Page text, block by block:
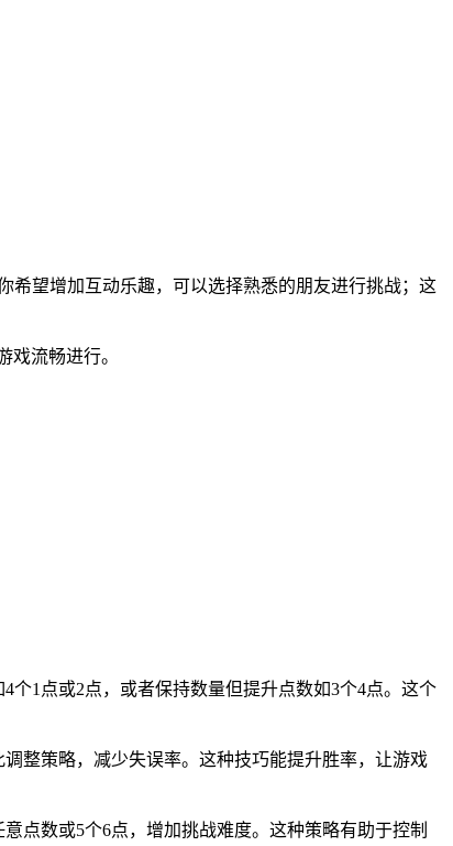
希望增加互动乐趣，可以选择熟悉的朋友进行挑战；这
流畅进行。
1点或2点，或者保持数量但提升点数如3个4点。这个
整策略，减少失误率。这种技巧能提升胜率，让游戏
点数或5个6点，增加挑战难度。这种策略有助于控制